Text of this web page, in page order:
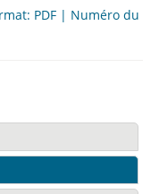
PDF | Numéro du